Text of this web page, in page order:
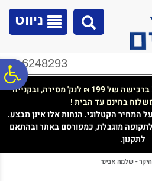
נגישות
ניווט
02-6248293
של 199 ₪ לנק' מסירה, ובקנייה
בחינם עד הבית !
המחיר הקטלוגי. הנחות אלו אינן מבצע.
מוגבלת, כמפורסם באתר ובהתאם
לתקנון.
- שלמה אבינר